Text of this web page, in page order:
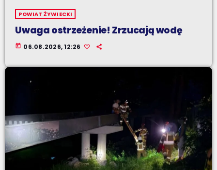
POWIAT ŻYWIECKI
Uwaga ostrzeżenie! Zrzucają wodę
today 06.08.2026, 12:26